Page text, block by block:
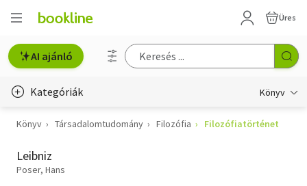
Üres
AI ajánló
Kategóriák Könyv
Életmód, egészség
Erotika
Könyv Társadalomtudomány Filozófia Filozófiatörténet
Leibniz
Poser, Hans